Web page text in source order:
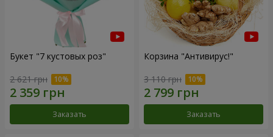
Букет "7 кустовых роз"
2 621 грн
Заказать
Корзина "Антивирус!"
3 110 грн
Заказать